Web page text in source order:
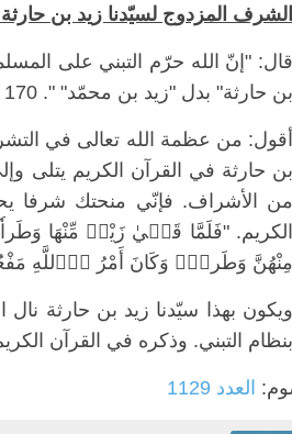
الشرف المزدوج لسيّدنا زيد بن
قال: "إنّ الله حرّم التبني على
بن حارثة" بدل "زيد بن محمّد" ". 170
أقول: من عظمة الله تعالى في
بن حارثة في القرآن الكريم يتلى
من الأشراف. فإنّي منحتك شرفا
الكريم. "فَلَمَّا قَض۪يٰ زَيْدٞ مِّنْهَا
مِنْهُنَّ وَطَراٗۖ وَكَانَ أَمْرُ اُ۬للَّهِ
ويكون بهذا سيّدنا زيد بن حارثة
بنظام التبني. وذكره في القرآن
العدد 1129